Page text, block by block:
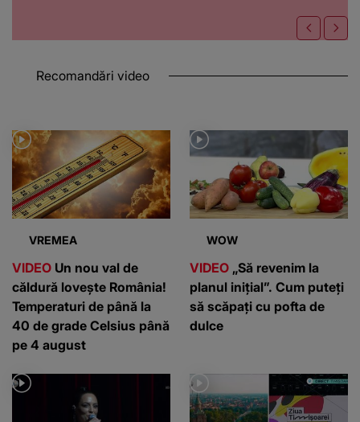
Recomandări video
VREMEA
VIDEO Un nou val de
căldură lovește România!
Temperaturi de până la
40 de grade Celsius până
pe 4 august
WOW
VIDEO „Să revenim la
planul inițial”. Cum puteți
să scăpați cu pofta de
dulce